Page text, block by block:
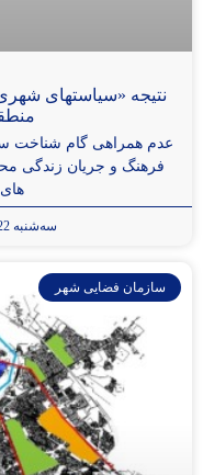
نتیجه «سیاستهای
عدم همراهی گام شناخت
فرهنگ و جریان زندگی
سه‌شنبه 22 مهر 1399
سازمان فضایی شهر